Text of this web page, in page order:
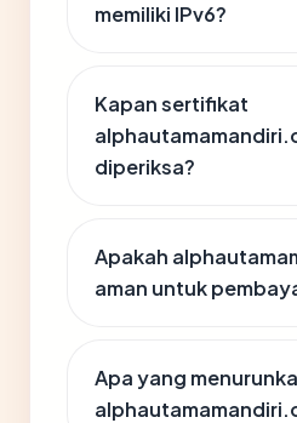
memiliki IPv6?
Kapan sertifikat
diperiksa?
Apakah
aman untuk
Apa yang